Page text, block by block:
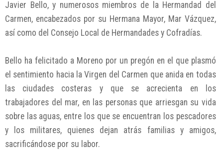
Javier Bello, y numerosos miembros de la Hermandad del
Carmen, encabezados por su Hermana Mayor, Mar Vázquez,
así como del Consejo Local de Hermandades y Cofradías.
Bello ha felicitado a Moreno por un pregón en el que plasmó
el sentimiento hacia la Virgen del Carmen que anida en todas
las ciudades costeras y que se acrecienta en los
trabajadores del mar, en las personas que arriesgan su vida
sobre las aguas, entre los que se encuentran los pescadores
y los militares, quienes dejan atrás familias y amigos,
sacrificándose por su labor.